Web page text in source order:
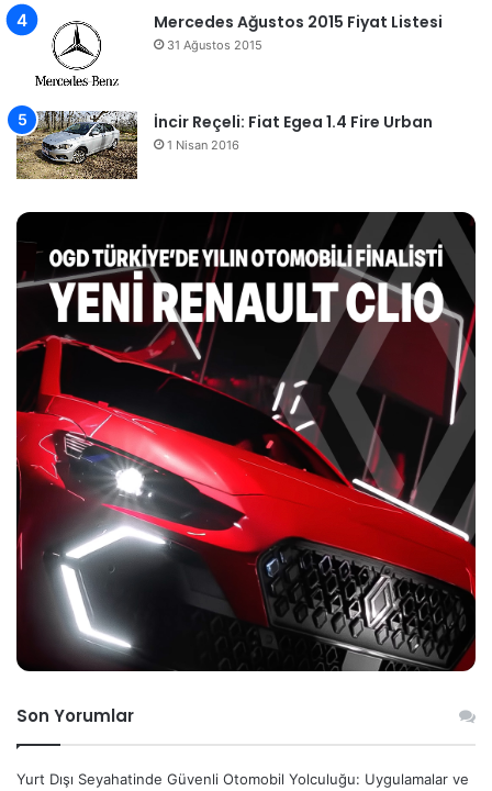
Mercedes Ağustos 2015 Fiyat Listesi
31 Ağustos 2015
İncir Reçeli: Fiat Egea 1.4 Fire Urban
1 Nisan 2016
Son Yorumlar
Yurt Dışı Seyahatinde Güvenli Otomobil Yolculuğu: Uygulamalar ve